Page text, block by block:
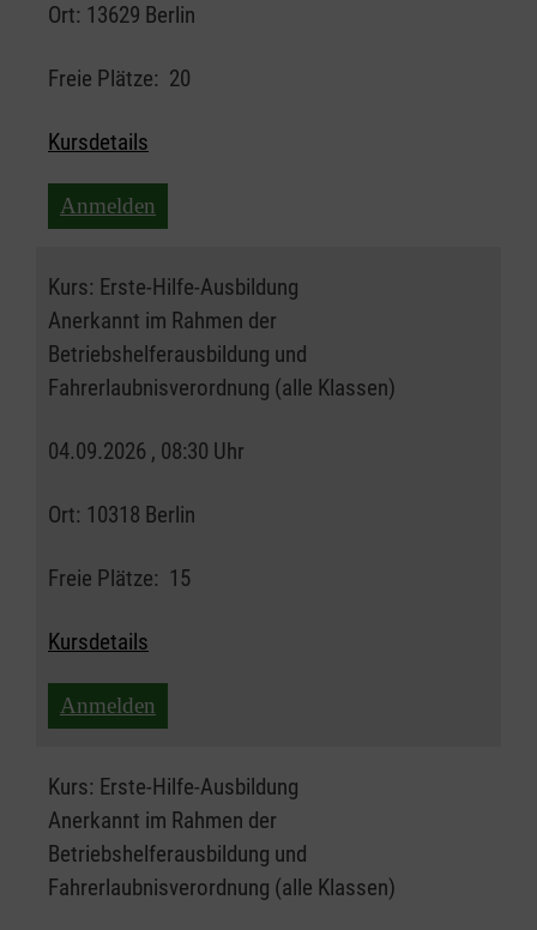
Ort: 13629 Berlin
Freie Plätze: 20
Kursdetails
Anmelden
Kurs: Erste-Hilfe-Ausbildung
Anerkannt im Rahmen der
Betriebshelferausbildung und
Fahrerlaubnisverordnung (alle Klassen)
04.09.2026 , 08:30 Uhr
Ort: 10318 Berlin
Freie Plätze: 15
Kursdetails
Anmelden
Kurs: Erste-Hilfe-Ausbildung
Anerkannt im Rahmen der
Betriebshelferausbildung und
Fahrerlaubnisverordnung (alle Klassen)